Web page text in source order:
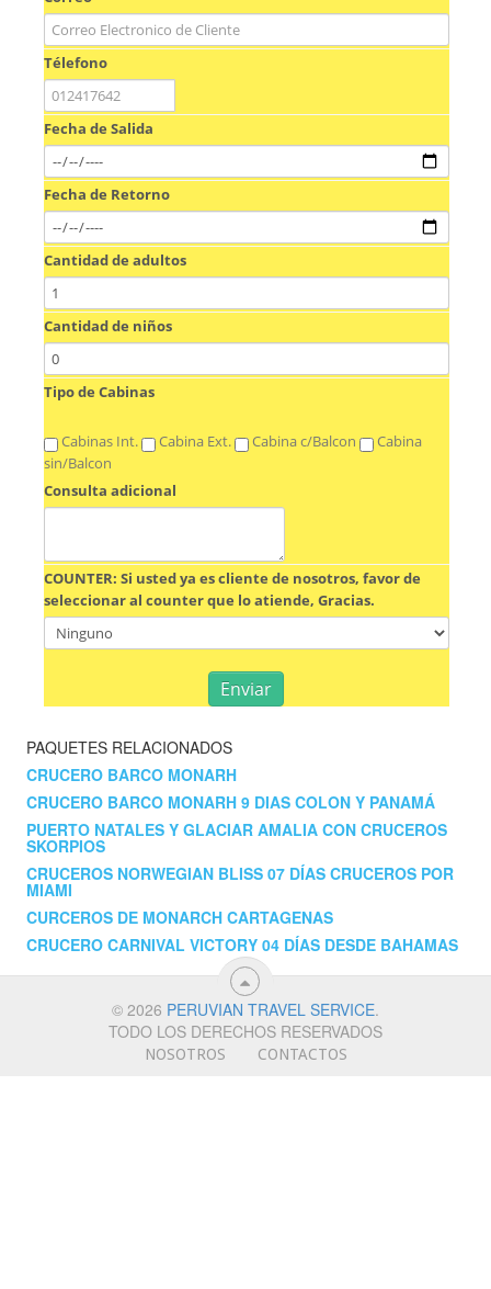
PAQUETES RELACIONADOS
CRUCERO BARCO MONARH
CRUCERO BARCO MONARH 9 DIAS COLON Y PANAMÁ
PUERTO NATALES Y GLACIAR AMALIA CON CRUCEROS
SKORPIOS
CRUCEROS NORWEGIAN BLISS 07 DÍAS CRUCEROS POR
MIAMI
CURCEROS DE MONARCH CARTAGENAS
CRUCERO CARNIVAL VICTORY 04 DÍAS DESDE BAHAMAS
© 2026 PERUVIAN TRAVEL SERVICE.
TODO LOS DERECHOS RESERVADOS
NOSOTROS CONTACTOS